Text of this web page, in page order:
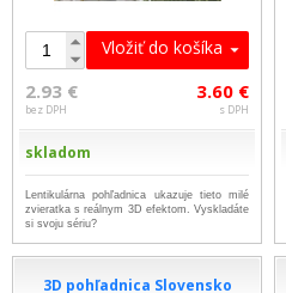
Vložiť do košíka
2.93 €
bez DPH
3.60 €
s DPH
skladom
Lentikulárna pohľadnica ukazuje tieto milé
zvieratka s reálnym 3D efektom. Vyskladáte
si svoju sériu?
3D pohľadnica Slovensko